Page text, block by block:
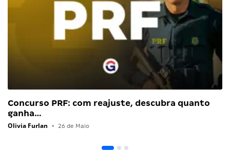
Concurso PRF: com reajuste, descubra quanto
ganha…
Olivia Furlan • 26 de Maio